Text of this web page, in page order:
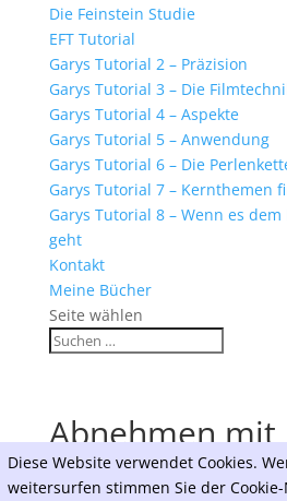
Die Feinstein Studie
EFT Tutorial
Garys Tutorial 2 – Präzision
Garys Tutorial 3 – Die
Garys Tutorial 4 – Aspekte
Garys Tutorial 5 – Anwendung
Garys Tutorial 6 – Die
Garys Tutorial 7 – Kernthemen
Garys Tutorial 8 – Wenn es
geht
Kontakt
Meine Bücher
Seite wählen
Abnehmen mit
Designed byElegant Themes|
Diese Website verwendet Cookies.
weitersurfen stimmen Sie der